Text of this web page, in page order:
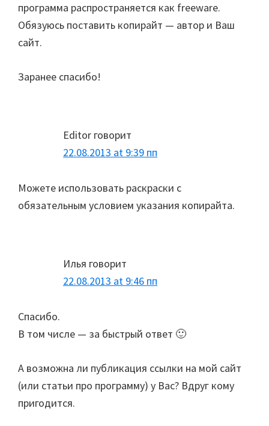
программа распространяется как freeware.
Обязуюсь поставить копирайт — автор и Ваш
сайт.
Заранее спасибо!
Editor говорит
22.08.2013 at 9:39 пп
Можете использовать раскраски с
обязательным условием указания копирайта.
Илья говорит
22.08.2013 at 9:46 пп
Спасибо.
В том числе — за быстрый ответ 🙂
А возможна ли публикация ссылки на мой сайт
(или статьи про программу) у Вас? Вдруг кому
пригодится.